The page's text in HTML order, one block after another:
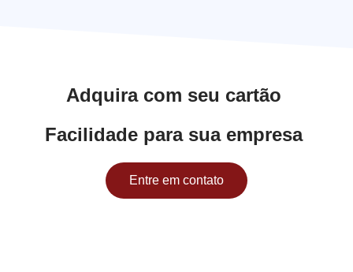
Adquira com seu cartão
Facilidade para sua empresa
Entre em contato